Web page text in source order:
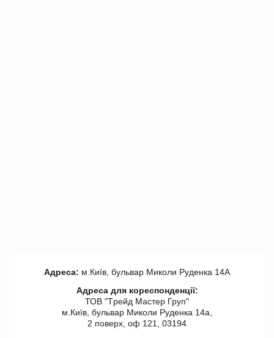
Адреса: м.Київ, бульвар Миколи Руденка 14А
Адреса для кореспонденції:
ТОВ "Tрейд Мастер Груп"
м.Київ, бульвар Миколи Руденка 14а,
2 поверх, оф 121, 03194